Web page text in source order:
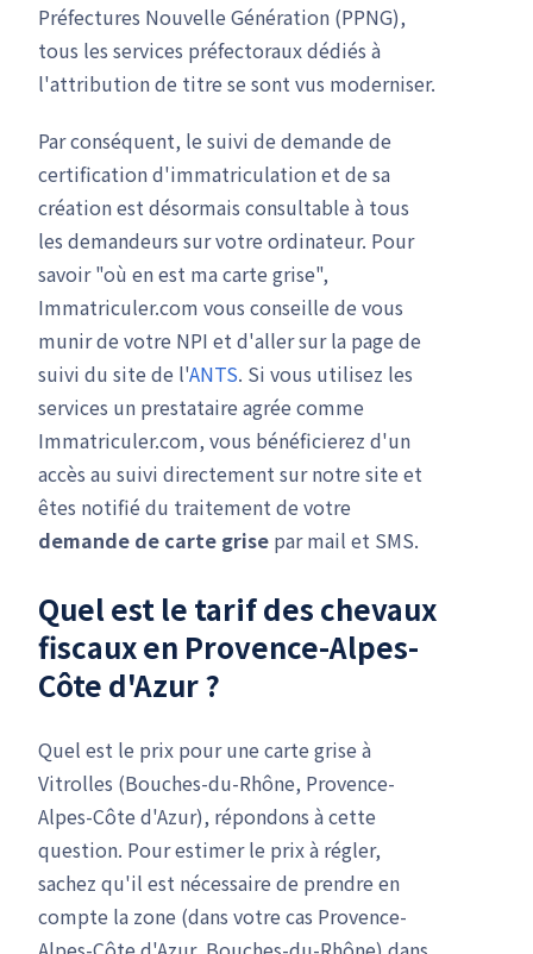
Préfectures Nouvelle Génération (PPNG),
tous les services préfectoraux dédiés à
l'attribution de titre se sont vus moderniser.
Par conséquent, le suivi de demande de
certification d'immatriculation et de sa
création est désormais consultable à tous
les demandeurs sur votre ordinateur. Pour
savoir "où en est ma carte grise",
Immatriculer.com vous conseille de vous
munir de votre NPI et d'aller sur la page de
suivi du site de l'ANTS. Si vous utilisez les
services un prestataire agrée comme
Immatriculer.com, vous bénéficierez d'un
accès au suivi directement sur notre site et
êtes notifié du traitement de votre
demande de carte grise par mail et SMS.
Quel est le tarif des chevaux
fiscaux en Provence-Alpes-
Côte d'Azur ?
Quel est le prix pour une carte grise à
Vitrolles (Bouches-du-Rhône, Provence-
Alpes-Côte d'Azur), répondons à cette
question. Pour estimer le prix à régler,
sachez qu'il est nécessaire de prendre en
compte la zone (dans votre cas Provence-